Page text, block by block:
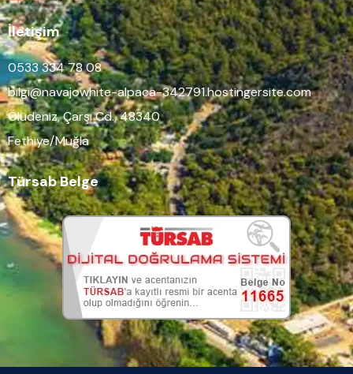
İletişim
0533 334 78 08
bilgi@navajowhite-alpaca-342791.hostingersite.com
Ölüdeniz, Çarşı Cd., 48340
Fethiye/Muğla
Türsab Belge